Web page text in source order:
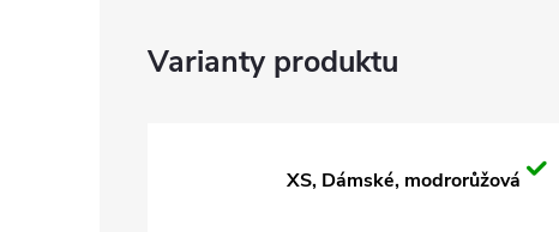
XS, Dámské, modrorůžová